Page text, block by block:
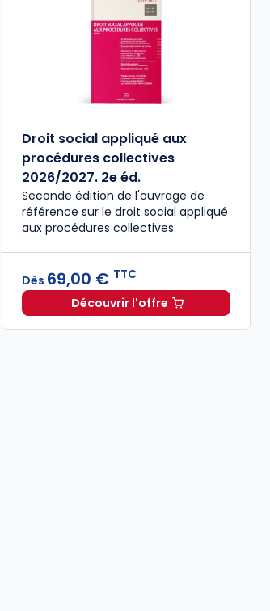
à 49,00 € TTC
Droit social appliqué aux
procédures collectives
2026/2027. 2e éd.
Seconde édition de l'ouvrage de
référence sur le droit social appliqué
aux procédures collectives.
Dès 69,00 € TTC
Découvrir l'offreDroit social appliqué